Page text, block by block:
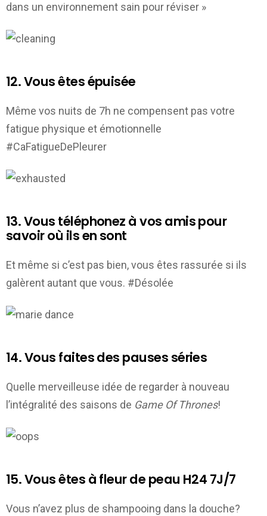
dans un environnement sain pour réviser »
12. Vous êtes épuisée
Même vos nuits de 7h ne compensent pas votre
fatigue physique et émotionnelle
#CaFatigueDePleurer
13. Vous téléphonez à vos amis pour
savoir où ils en sont
Et même si c’est pas bien, vous êtes rassurée si ils
galèrent autant que vous. #Désolée
14. Vous faites des pauses séries
Quelle merveilleuse idée de regarder à nouveau
l’intégralité des saisons de Game Of Thrones!
15. Vous êtes à fleur de peau H24 7J/7
Vous n’avez plus de shampooing dans la douche?